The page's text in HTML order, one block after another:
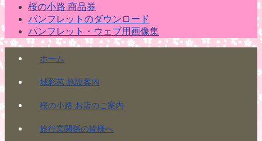
桜の小路 商品券
パンフレットのダウンロード
パンフレット・ウェブ用画像集
ホーム
城彩苑 施設案内
桜の小路 お店のご案内
旅行業関係の皆様へ